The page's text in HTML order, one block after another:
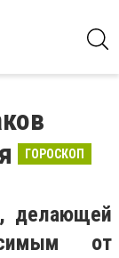
ГОРОСКОП
делающей
от